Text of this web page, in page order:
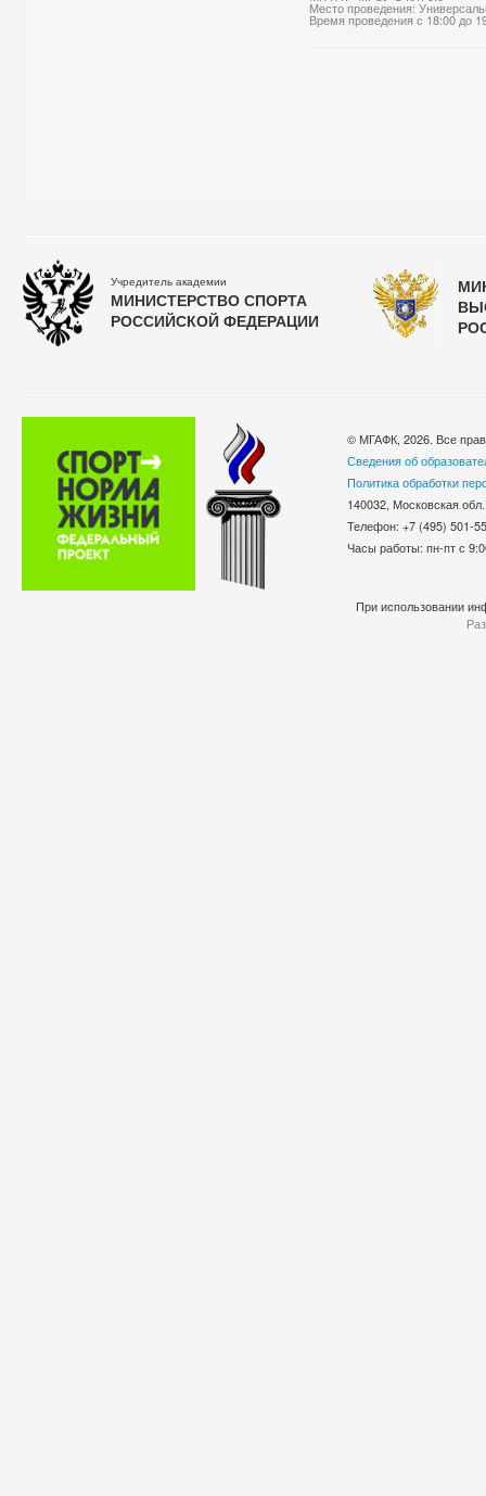
Место проведения:
Время проведения с 18:00 до
Учредитель академии
МИНИСТЕРСТВО СПОРТА
РОССИЙСКОЙ ФЕДЕРАЦИИ
© МГАФК, 2026. Все
Сведения об
Политика обработки
140032, Московская
Телефон: +7 (495)
Часы работы: пн-пт с
При использовании